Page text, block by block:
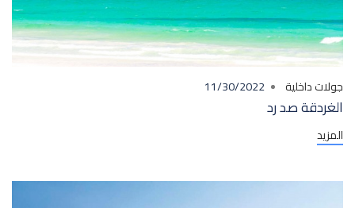
جولات داخلية
الغردقة صد رد
المزيد